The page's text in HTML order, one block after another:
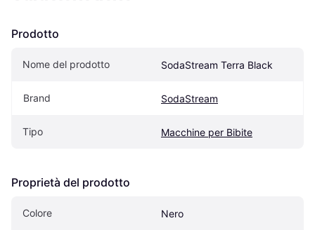
Prodotto
Nome del prodotto SodaStream Terra Black
Brand SodaStream
Tipo Macchine per Bibite
Proprietà del prodotto
Colore Nero